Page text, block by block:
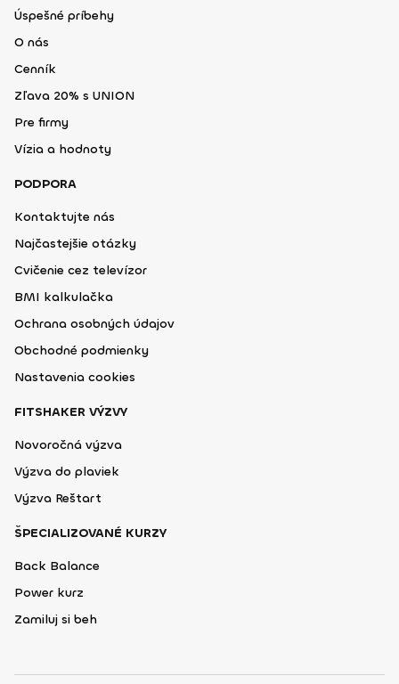
Úspešné príbehy
O nás
Cenník
Zľava 20% s UNION
Pre firmy
Vízia a hodnoty
PODPORA
Kontaktujte nás
Najčastejšie otázky
Cvičenie cez televízor
BMI kalkulačka
Ochrana osobných údajov
Obchodné podmienky
Nastavenia cookies
FITSHAKER VÝZVY
Novoročná výzva
Výzva do plaviek
Výzva Reštart
ŠPECIALIZOVANÉ KURZY
Back Balance
Power kurz
Zamiluj si beh